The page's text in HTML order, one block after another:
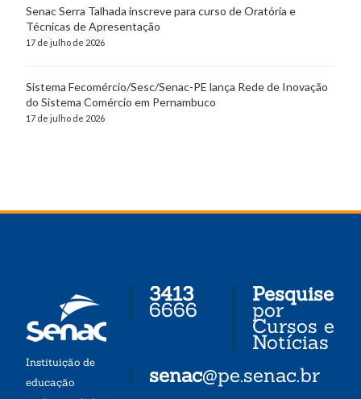
Senac Serra Talhada inscreve para curso de Oratória e
Técnicas de Apresentação
17 de julho de 2026
Sistema Fecomércio/Sesc/Senac-PE lança Rede de Inovação
do Sistema Comércio em Pernambuco
17 de julho de 2026
Instituição de
educação
3413
6666
senac@pe.senac.br
Pesquise
por
Cursos e
Notícias